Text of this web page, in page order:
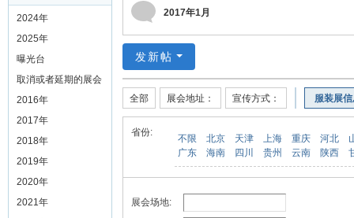
2024年
2025年
曝光台
取消或者延期的展会
2016年
2017年
2018年
2019年
2020年
2021年
2017年1月
发新帖
全部 展会地址： 宣传方式： 服装展
省份:
不限 北京 天津 上海 重庆 河北
广东
海南 四川 贵州 云南 陕西
展会场地: